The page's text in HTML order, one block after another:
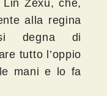
Zexu, che,
alla regina
degna di
tutto l’oppio
mani e lo fa